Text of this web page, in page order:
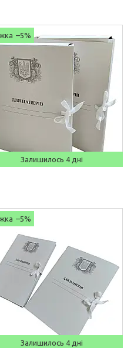
–5%
Залишилось 4 дні
–5%
Залишилось 4 дні